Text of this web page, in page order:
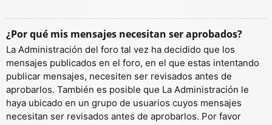
¿Por qué mis mensajes necesitan ser aprobados?
La Administración del foro tal vez ha decidido que los
mensajes publicados en el foro, en el que estas intentando
publicar mensajes, necesiten ser revisados antes de
aprobarlos. También es posible que La Administración le
haya ubicado en un grupo de usuarios cuyos mensajes
necesitan ser revisados antes de aprobarlos. Por favor